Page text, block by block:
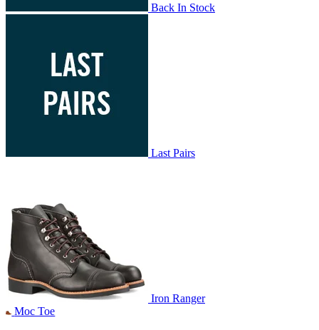
Back In Stock
Last Pairs
Iron Ranger
Moc Toe